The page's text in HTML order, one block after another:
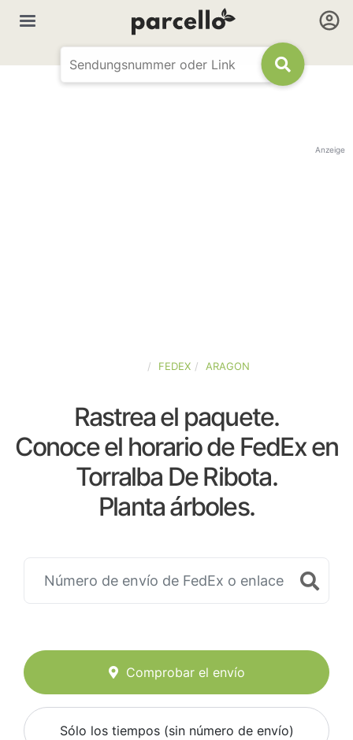
Anzeige
FEDEX ARAGON
Rastrea el paquete.
Conoce el horario de FedEx en
Torralba De Ribota.
Planta árboles.
Comprobar el envío
Sólo los tiempos (sin número de envío)